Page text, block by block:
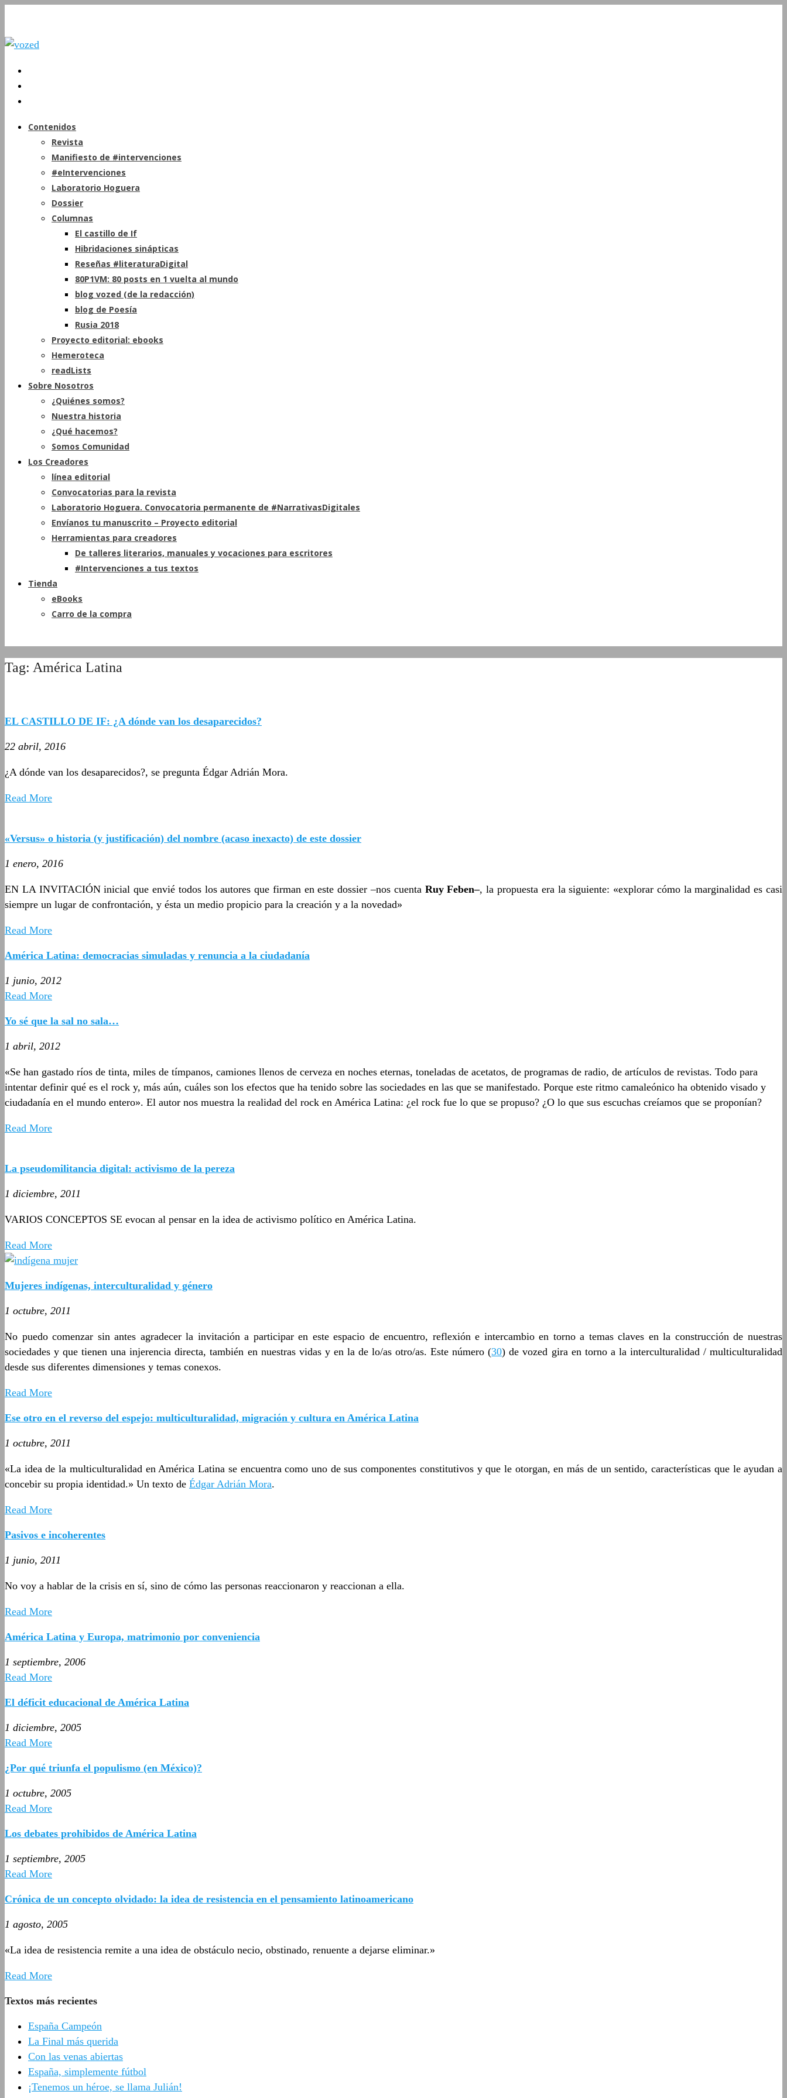
Contenidos
Revista
Manifiesto de #intervenciones
#eIntervenciones
Laboratorio Hoguera
Dossier
Columnas
El castillo de If
Hibridaciones sinápticas
Reseñas #literaturaDigital
80P1VM: 80 posts en 1 vuelta al mundo
blog vozed (de la redacción)
blog de Poesía
Rusia 2018
Proyecto editorial: ebooks
Hemeroteca
readLists
Sobre Nosotros
¿Quiénes somos?
Nuestra historia
¿Qué hacemos?
Somos Comunidad
Los Creadores
línea editorial
Convocatorias para la revista
Laboratorio Hoguera. Convocatoria permanente de #NarrativasDigitales
Envíanos tu manuscrito – Proyecto editorial
Herramientas para creadores
De talleres literarios, manuales y vocaciones para escritores
#Intervenciones a tus textos
Tienda
eBooks
Carro de la compra
Tag: América Latina
EL CASTILLO DE IF: ¿A dónde van los desaparecidos?
22 abril, 2016
¿A dónde van los desaparecidos?, se pregunta Édgar Adrián Mora.
Read More
«Versus» o historia (y justificación) del nombre (acaso inexacto) de este dossier
1 enero, 2016
EN LA INVITACIÓN inicial que envié todos los autores que firman en este dossier –nos cuenta Ruy Feben–, la propuesta era la siguiente: «explorar cómo la marginalidad es casi
siempre un lugar de confrontación, y ésta un medio propicio para la creación y a la novedad»
Read More
América Latina: democracias simuladas y renuncia a la ciudadanía
1 junio, 2012
Read More
Yo sé que la sal no sala…
1 abril, 2012
«Se han gastado ríos de tinta, miles de tímpanos, camiones llenos de cerveza en noches eternas, toneladas de acetatos, de programas de radio, de artículos de revistas. Todo para
intentar definir qué es el rock y, más aún, cuáles son los efectos que ha tenido sobre las sociedades en las que se manifestado. Porque este ritmo camaleónico ha obtenido visado y
ciudadanía en el mundo entero». El autor nos muestra la realidad del rock en América Latina: ¿el rock fue lo que se propuso? ¿O lo que sus escuchas creíamos que se proponían?
Read More
La pseudomilitancia digital: activismo de la pereza
1 diciembre, 2011
VARIOS CONCEPTOS SE evocan al pensar en la idea de activismo político en América Latina.
Read More
Mujeres indígenas, interculturalidad y género
1 octubre, 2011
No puedo comenzar sin antes agradecer la invitación a participar en este espacio de encuentro, reflexión e intercambio en torno a temas claves en la construcción de nuestras
sociedades y que tienen una injerencia directa, también en nuestras vidas y en la de lo/as otro/as. Este número (30) de vozed gira en torno a la interculturalidad / multiculturalidad
desde sus diferentes dimensiones y temas conexos.
Read More
Ese otro en el reverso del espejo: multiculturalidad, migración y cultura en América Latina
1 octubre, 2011
«La idea de la multiculturalidad en América Latina se encuentra como uno de sus componentes constitutivos y que le otorgan, en más de un sentido, características que le ayudan a
concebir su propia identidad.» Un texto de Édgar Adrián Mora.
Read More
Pasivos e incoherentes
1 junio, 2011
No voy a hablar de la crisis en sí, sino de cómo las personas reaccionaron y reaccionan a ella.
Read More
América Latina y Europa, matrimonio por conveniencia
1 septiembre, 2006
Read More
El déficit educacional de América Latina
1 diciembre, 2005
Read More
¿Por qué triunfa el populismo (en México)?
1 octubre, 2005
Read More
Los debates prohibidos de América Latina
1 septiembre, 2005
Read More
Crónica de un concepto olvidado: la idea de resistencia en el pensamiento latinoamericano
1 agosto, 2005
«La idea de resistencia remite a una idea de obstáculo necio, obstinado, renuente a dejarse eliminar.»
Read More
Textos más recientes
España Campeón
La Final más querida
Con las venas abiertas
España, simplemente fútbol
¡Tenemos un héroe, se llama Julián!